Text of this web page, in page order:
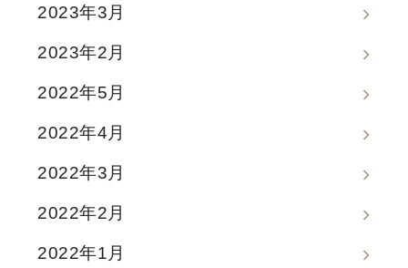
2023年3月
2023年2月
2022年5月
2022年4月
2022年3月
2022年2月
2022年1月